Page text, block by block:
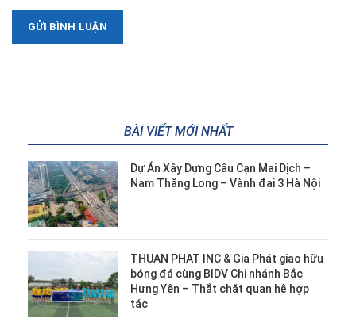
BÀI VIẾT MỚI NHẤT
Dự Án Xây Dựng Cầu Cạn Mai Dịch –
Nam Thăng Long – Vành đai 3 Hà Nội
THUAN PHAT INC & Gia Phát giao hữu
bóng đá cùng BIDV Chi nhánh Bắc
Hưng Yên – Thắt chặt quan hệ hợp
tác